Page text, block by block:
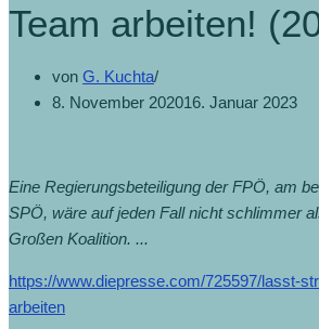
Team arbeiten!
von G. Kuchta
8. November 202016. Januar 2023
Eine Regierungsbeteiligung der FPÖ, am
SPÖ, wäre auf jeden Fall nicht schlimmer
Großen Koalition. ...
https://www.diepresse.com/725597/lasst-
arbeiten